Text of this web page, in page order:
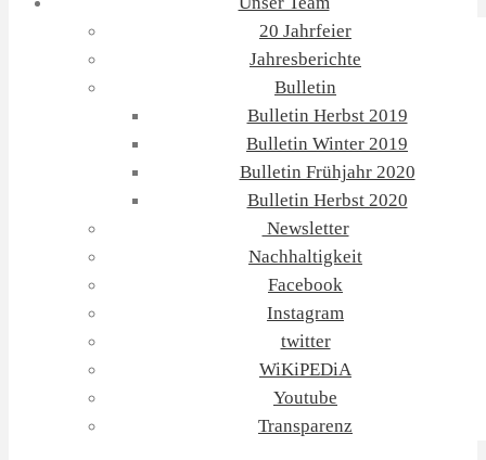
20 Jahrfeier
Jahresberichte
Bulletin
Bulletin Herbst 2019
Bulletin Winter 2019
Bulletin Frühjahr 2020
Bulletin Herbst 2020
Newsletter
Nachhaltigkeit
Facebook
Instagram
twitter
WiKiPEDiA
Youtube
Transparenz